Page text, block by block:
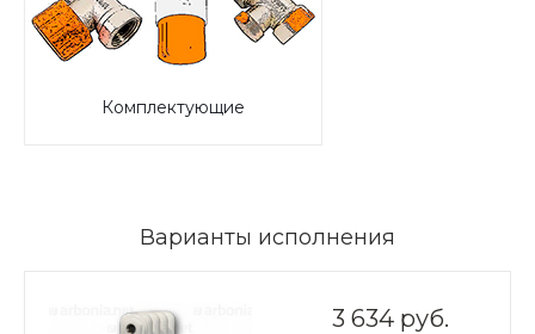
Комплектующие
Варианты исполнения
3 634 руб.